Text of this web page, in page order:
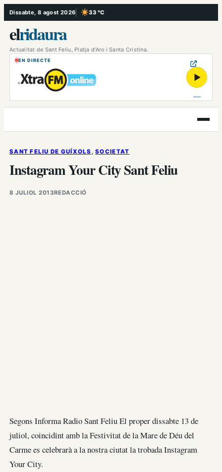
Vés
al
contingut
Dissabte, 8 agost 2026 33 °C
, Cel serè
elridaura
Actualitat de Sant Feliu, Platja d’Aro i Santa Cristina.
EN DIRECTE
▶
Obre
el
SANT FELIU DE GUÍXOLS , SOCIETAT
Instagram Your City Sant Feliu
8 JULIOL 2013REDACCIÓ
Segons Informa Radio Sant Feliu El proper dissabte 13 de
juliol, coincidint amb la Festivitat de la Mare de Déu del
Carme es celebrarà a la nostra ciutat la trobada Instagram
Your City.